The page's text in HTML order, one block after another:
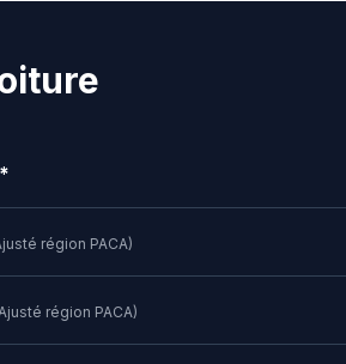
région PACA)
région PACA)